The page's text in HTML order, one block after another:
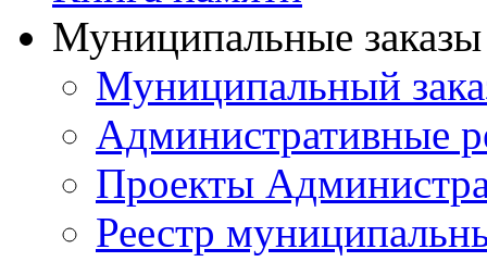
Муниципальные
Муниципальный
Административные
Проекты
Реестр